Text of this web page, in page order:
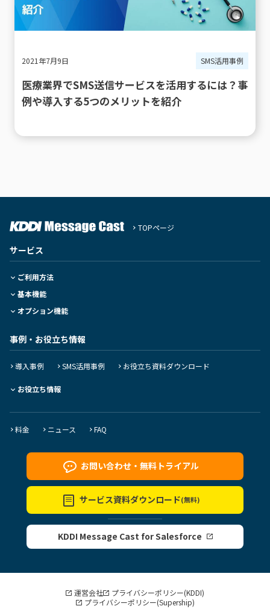
2021年7月9日 SMS活用事例
医療業界でSMS送信サービスを活用するには？事
例や導入する5つのメリットを紹介
TOPページ
サービス
ご利用方法
基本機能
オプション機能
事例・お役立ち情報
導入事例 SMS活用事例 お役立ち資料ダウンロード
お役立ち情報
料金 ニュース FAQ
お問い合わせ・ 無料トライアル
サービス資料ダウンロード(無料)
KDDI Message Cast for Salesforce
運営会社
プライバシーポリシー(KDDI)
プライバシーポリシー(Supership)